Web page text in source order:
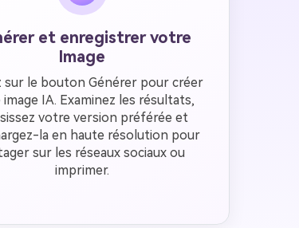
et enregistrer votre
Image
sur le bouton Générer pour créer
IA. Examinez les résultats,
votre version préférée et
la en haute résolution pour
sur les réseaux sociaux ou
imprimer.